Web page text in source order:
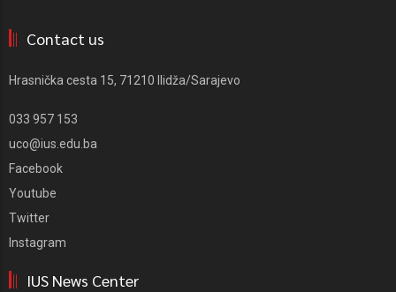
Contact us
Hrasnička cesta 15, 71210 Ilidža/Sarajevo
033 957 153
uco@ius.edu.ba
Facebook
Youtube
Twitter
Instagram
IUS News Center